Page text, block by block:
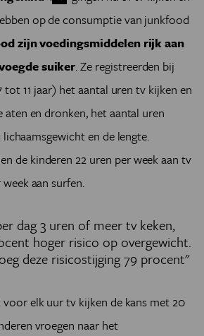
op de consumptie van junkfood
zijn voedingsmiddelen rijk aan
suiker. Ze registreerden bij
tot 11 jaar) het aantal uren tv kijken en
aten en dronken, het aantal uren
en de lengte.
de kinderen 22 uren per week aan tv
aan surfen.
dag 3 uren of meer tv keken,
hoger risico op overgewicht.
deze risicostijging 79 procent"
elk uur tv kijken de kans met 20
vroegen naar het